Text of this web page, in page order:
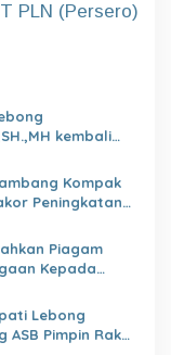
PLN (Persero)
kembali
Kompak
Peningkatan
Lebong Tahun
Piagam
Kepada
Lebong
ASB Pimpin Rakor